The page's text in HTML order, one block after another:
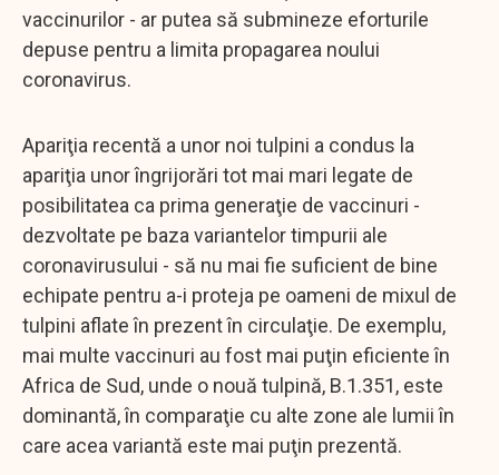
vaccinurilor - ar putea să submineze eforturile
depuse pentru a limita propagarea noului
coronavirus.
Apariţia recentă a unor noi tulpini a condus la
apariţia unor îngrijorări tot mai mari legate de
posibilitatea ca prima generaţie de vaccinuri -
dezvoltate pe baza variantelor timpurii ale
coronavirusului - să nu mai fie suficient de bine
echipate pentru a-i proteja pe oameni de mixul de
tulpini aflate în prezent în circulaţie. De exemplu,
mai multe vaccinuri au fost mai puţin eficiente în
Africa de Sud, unde o nouă tulpină, B.1.351, este
dominantă, în comparaţie cu alte zone ale lumii în
care acea variantă este mai puţin prezentă.